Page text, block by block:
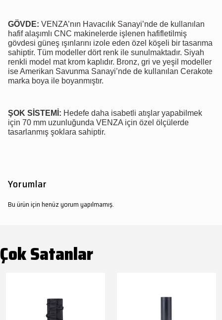
GÖVDE: VENZA’nın Havacılık Sanayi’nde de kullanılan
hafif alaşımlı CNC makinelerde işlenen hafifletilmiş
gövdesi güneş ışınlarını izole eden özel köşeli bir tasarıma
sahiptir. Tüm modeller dört renk ile sunulmaktadır. Siyah
renkli model mat krom kaplıdır. Bronz, gri ve yeşil modeller
ise Amerikan Savunma Sanayi’nde de kullanılan Cerakote
marka boya ile boyanmıştır.
ŞOK SİSTEMİ: Hedefe daha isabetli atışlar yapabilmek
için 70 mm uzunluğunda VENZA için özel ölçülerde
tasarlanmış şoklara sahiptir.
Yorumlar
Bu ürün için henüz yorum yapılmamış.
Çok Satanlar